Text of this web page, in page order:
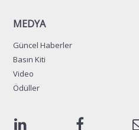
MEDYA
Güncel Haberler
Basın Kiti
Video
Ödüller